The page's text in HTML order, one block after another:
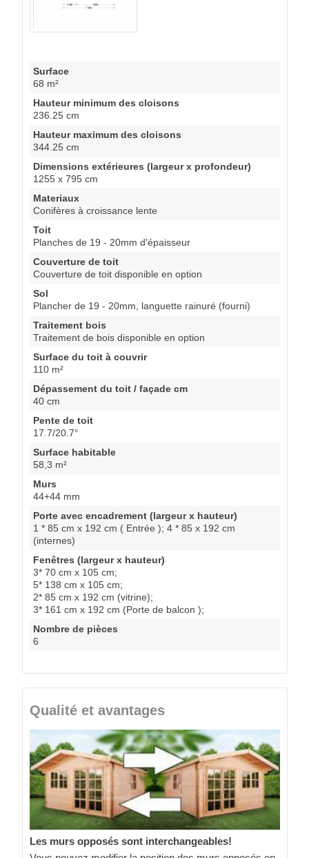
Surface
68 m²
Hauteur minimum des cloisons
236.25 cm
Hauteur maximum des cloisons
344.25 cm
Dimensions extérieures (largeur x profondeur)
1255 x 795 cm
Materiaux
Conifères à croissance lente
Toit
Planches de 19 - 20mm d'épaisseur
Couverture de toit
Couverture de toit disponible en option
Sol
Plancher de 19 - 20mm, languette rainuré (fourni)
Traitement bois
Traitement de bois disponible en option
Surface du toit à couvrir
110 m²
Dépassement du toit / façade cm
40 cm
Pente de toit
17.7/20.7°
Surface habitable
58,3 m²
Murs
44+44 mm
Porte avec encadrement (largeur x hauteur)
1 * 85 cm x 192 cm ( Entrée ); 4 * 85 x 192 cm
(internes)
Fenêtres (largeur x hauteur)
3* 70 cm x 105 cm;
5* 138 cm x 105 cm;
2* 85 cm x 192 cm (vitrine);
3* 161 cm x 192 cm (Porte de balcon );
Nombre de pièces
6
Qualité et avantages
Les murs opposés sont interchangeables!